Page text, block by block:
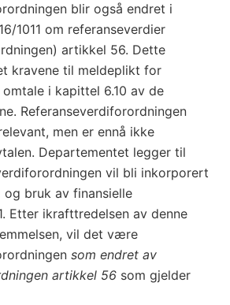
r
d
n
n
g
(
E
)
r
.
blir også endret i
1011 om referanseverdier
artikkel 56. Dette
kravene til meldeplikt for
i kapittel 6.10 av de
Referanseverdiforordningen
men er ennå ikke
Departementet legger til
vil bli inkorporert
bruk av finansielle
Etter ikrafttredelsen av denne
vil det være
som endret av
artikkel 56 som gjelder